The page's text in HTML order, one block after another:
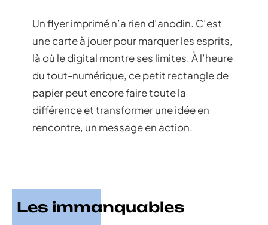
Un flyer imprimé n’a rien d’anodin. C’est
une carte à jouer pour marquer les esprits,
là où le digital montre ses limites. À l’heure
du tout-numérique, ce petit rectangle de
papier peut encore faire toute la
différence et transformer une idée en
rencontre, un message en action.
Les immanquables